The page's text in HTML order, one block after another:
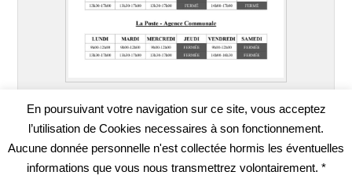
Copyright © 2026SAINT-BRICE-SUR-VIENNETous droits réservés.
En poursuivant votre navigation sur ce site, vous acceptez
l’utilisation de Cookies necessaires à son fonctionnement.
Aucune donnée personnelle n'est collectée hormis les éventuelles
informations que vous nous transmettrez volontairement. *